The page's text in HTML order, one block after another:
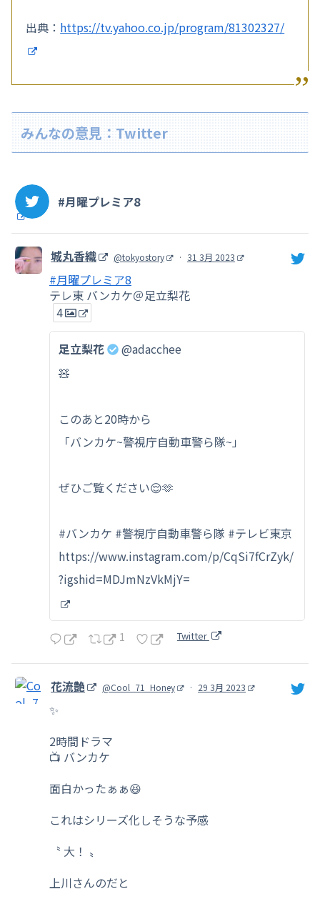
出典： https://tv.yahoo.co.jp/program/81302327/
みんなの意見：Twitter
#月曜プレミア8
城丸香織 @tokyostory · 31 3月 2023
#月曜プレミア8
テレ東 バンカケ＠足立梨花
4
足立梨花
@adacchee
🧸
このあと20時から
「バンカケ~警視庁自動車警ら隊~」
ぜひご覧ください😌🫶
#バンカケ #警視庁自動車警ら隊 #テレビ東京
https://www.instagram.com/p/CqSi7fCrZyk/
?igshid=MDJmNzVkMjY=
1 Twitter
花流艶 @Cool_71_Honey · 29 3月 2023
✨
2時間ドラマ
📺 バンカケ
面白かったぁぁ😆
これはシリーズ化しそうな予感
〝 大！ 〟
上川さんのだと